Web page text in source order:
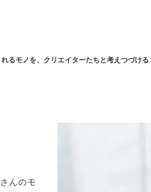
るモノを、クリエイターたちと考えつづける
んのモ